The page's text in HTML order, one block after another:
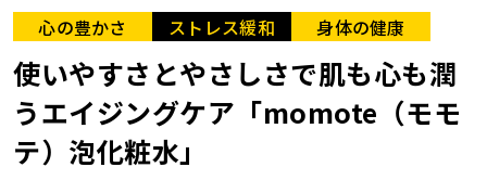
心の豊かさ ストレス緩和 身体の健康
使いやすさとやさしさで肌も心も潤
うエイジングケア「momote（モモ
テ）泡化粧水」